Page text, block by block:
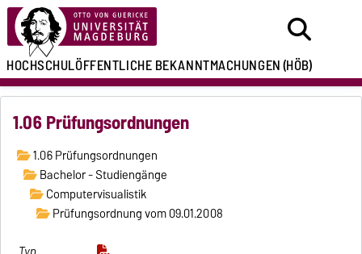
HOCHSCHULÖFFENTLICHEBEKANNTMACHUNGEN(HÖB)
1.06 Prüfungsordnungen
1.06 Prüfungsordnungen
Bachelor - Studiengänge
Computervisualistik
Prüfungsordnung vom 09.01.2008